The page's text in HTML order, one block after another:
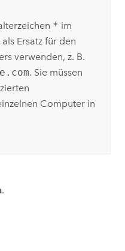
* im
Ersatz für den
verwenden, z. B.
. Sie müssen
Computer in
.